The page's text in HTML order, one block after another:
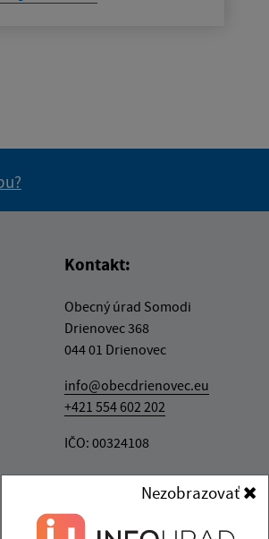
Nezobrazovať
Kontakt:
Obecný úrad Somodi
Drienovec 368
044 01 Drienovec
info@obecdrienovec.eu
+421 554 602 202
IČO: 00324108